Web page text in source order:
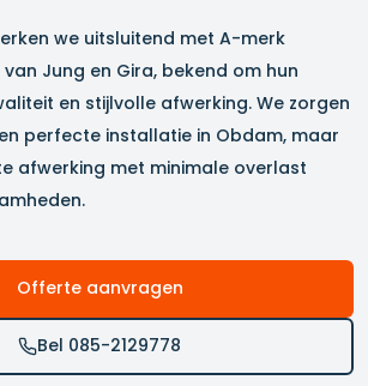
we uitsluitend met A-merk
Jung en Gira, bekend om hun
en stijlvolle afwerking. We zorgen
perfecte installatie in Obdam, maar
afwerking met minimale overlast
Offerte aanvragen
Bel 085-2129778